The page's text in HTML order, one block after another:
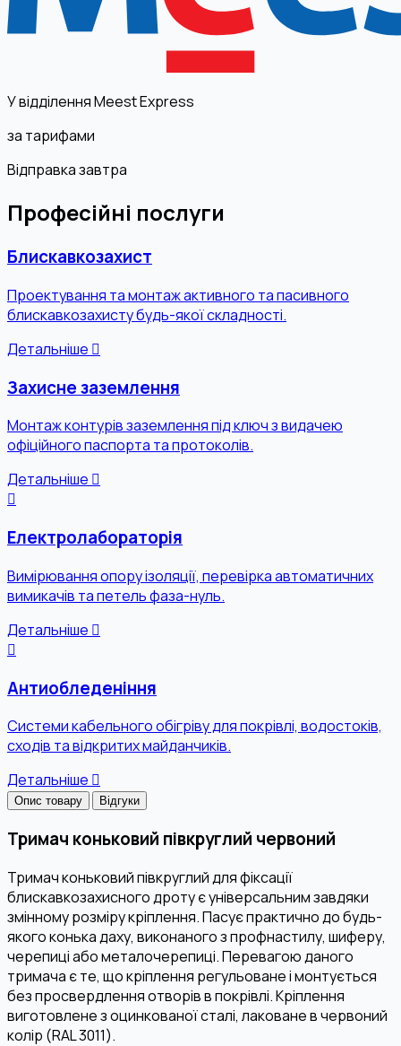
У відділення Meest Express
за тарифами
Відправка завтра
Професійні послуги
Блискавкозахист
Проектування та монтаж активного та пасивного
блискавкозахисту будь-якої складності.
Детальніше
Захисне заземлення
Монтаж контурів заземлення під ключ з видачею
офіційного паспорта та протоколів.
Детальніше
Електролабораторія
Вимірювання опору ізоляції, перевірка автоматичних
вимикачів та петель фаза-нуль.
Детальніше
Антиобледеніння
Системи кабельного обігріву для покрівлі, водостоків,
сходів та відкритих майданчиків.
Детальніше
Опис товару Відгуки
Тримач коньковий півкруглий червоний
Тримач коньковий півкруглий для фіксації
блискавкозахисного дроту є універсальним завдяки
змінному розміру кріплення. Пасує практично до будь-
якого конька даху, виконаного з профнастилу, шиферу,
черепиці або металочерепиці. Перевагою даного
тримача є те, що кріплення регульоване і монтується
без просвердлення отворів в покрівлі. Кріплення
виготовлене з оцинкованої сталі, лаковане в червоний
колір (RAL 3011).